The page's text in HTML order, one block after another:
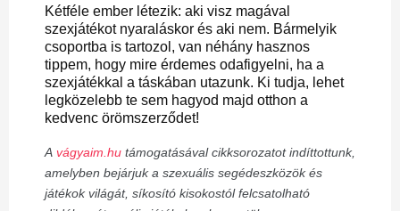
Kétféle ember létezik: aki visz magával
szexjátékot nyaraláskor és aki nem. Bármelyik
csoportba is tartozol, van néhány hasznos
tippem, hogy mire érdemes odafigyelni, ha a
szexjátékkal a táskában utazunk. Ki tudja, lehet
legközelebb te sem hagyod majd otthon a
kedvenc örömszerződet!
A vágyaim.hu támogatásával cikksorozatot indíttottunk,
amelyben bejárjuk a szexuális segédeszközök és
játékok világát, síkosító kisokostól felcsatolható